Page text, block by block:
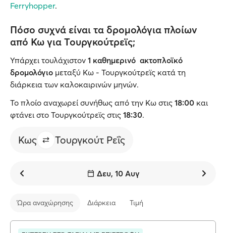
Ferryhopper.
Πόσο συχνά είναι τα δρομολόγια πλοίων
από Κω για Τουργκούτρεϊς;
Υπάρχει τουλάχιστον 1 καθημερινό ακτοπλοϊκό
δρομολόγιο μεταξύ Κω - Τουργκούτρεϊς κατά τη
διάρκεια των καλοκαιρινών μηνών.
Το πλοίο αναχωρεί συνήθως από την Κω στις 18:00 και
φτάνει στο Τουργκούτρεϊς στις 18:30.
Κως Τουργκούτ Ρεΐς
Δευ, 10 Αυγ
Ώρα αναχώρησης Διάρκεια Τιμή